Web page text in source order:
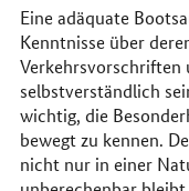
Eine adäquate
Kenntnisse über
Verkehrsvorschriften
selbstverständlich
wichtig, die
bewegt zu kennen.
nicht nur in einer